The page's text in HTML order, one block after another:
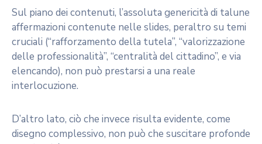
Sul piano dei contenuti, l’assoluta genericità di talune
affermazioni contenute nelle slides, peraltro su temi
cruciali (“rafforzamento della tutela”, “valorizzazione
delle professionalità”, “centralità del cittadino”, e via
elencando), non può prestarsi a una reale
interlocuzione.
D’altro lato, ciò che invece risulta evidente, come
disegno complessivo, non può che suscitare profonde